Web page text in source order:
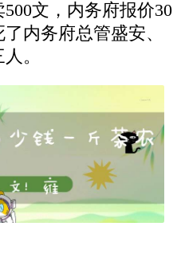
文，内务府报价30
内务府总管盛安、
。